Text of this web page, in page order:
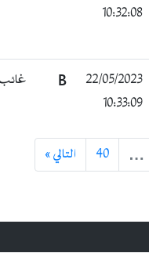
10:32:08
22/05/2023
10:33:09
غائب
…
40 التالي »